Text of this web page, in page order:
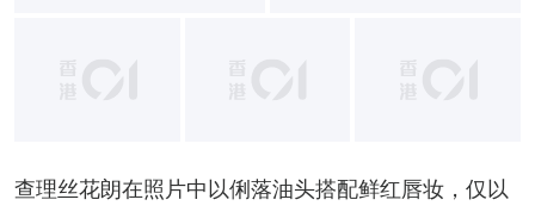
+10
查理丝花朗在照片中以俐落油头搭配鲜红唇妆，仅以